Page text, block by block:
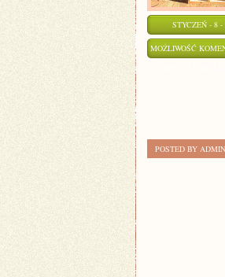
STYCZEŃ - 8 -
MOŻLIWOŚĆ
POSTED BY ADMIN